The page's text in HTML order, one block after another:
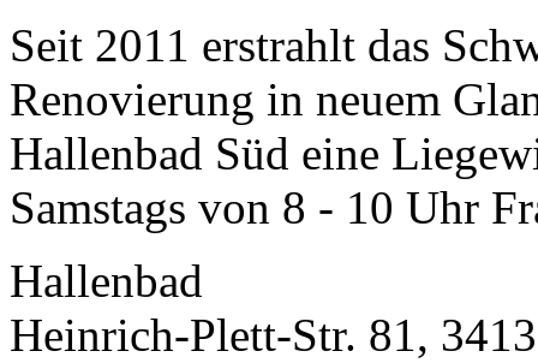
Seit 2011 erstrahlt das
Renovierung in neuem
Hallenbad Süd eine
Samstags von 8 - 10 Uhr
Hallenbad
Heinrich-Plett-Str. 81,